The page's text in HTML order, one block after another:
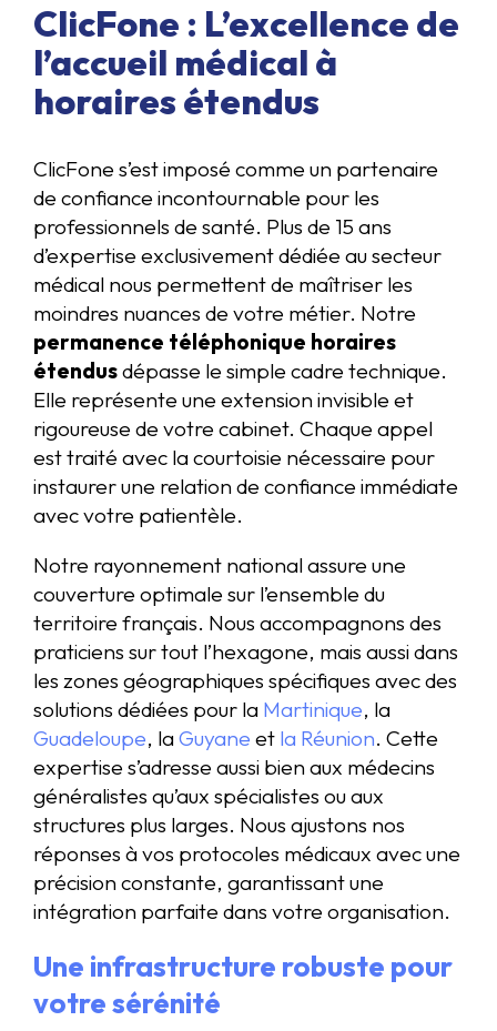
ClicFone : L’excellence de
l’accueil médical à
horaires étendus
ClicFone s’est imposé comme un partenaire
de confiance incontournable pour les
professionnels de santé. Plus de 15 ans
d’expertise exclusivement dédiée au secteur
médical nous permettent de maîtriser les
moindres nuances de votre métier. Notre
permanence téléphonique horaires
étendusdépasse le simple cadre technique.
Elle représente une extension invisible et
rigoureuse de votre cabinet. Chaque appel
est traité avec la courtoisie nécessaire pour
instaurer une relation de confiance immédiate
avec votre patientèle.
Notre rayonnement national assure une
couverture optimale sur l’ensemble du
territoire français. Nous accompagnons des
praticiens sur tout l’hexagone, mais aussi dans
les zones géographiques spécifiques avec des
solutions dédiées pour la Martinique, la
Guadeloupe, laGuyane et la Réunion. Cette
expertise s’adresse aussi bien aux médecins
généralistes qu’aux spécialistes ou aux
structures plus larges. Nous ajustons nos
réponses à vos protocoles médicaux avec une
précision constante, garantissant une
intégration parfaite dans votre organisation.
Une infrastructure robuste pour
votre sérénité